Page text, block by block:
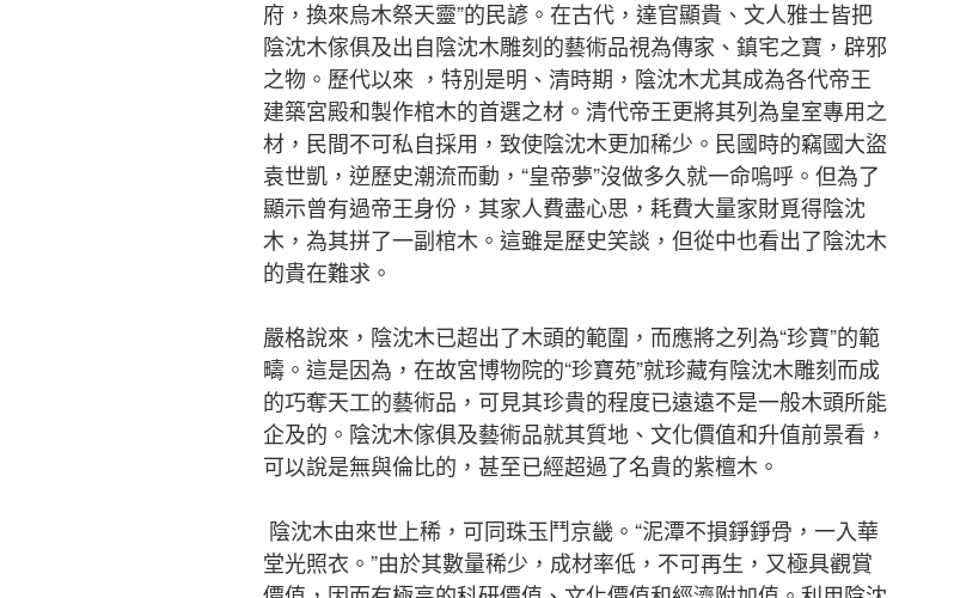
府，換來烏木祭天靈”的民諺。在古代，達官顯貴、文人雅士皆把
陰沈木傢俱及出自陰沈木雕刻的藝術品視為傳家、鎮宅之寶，辟邪
之物。歷代以來 ，特別是明、清時期，陰沈木尤其成為各代帝王
建築宮殿和製作棺木的首選之材。清代帝王更將其列為皇室專用之
材，民間不可私自採用，致使陰沈木更加稀少。民國時的竊國大盜
袁世凱，逆歷史潮流而動，“皇帝夢”沒做多久就一命嗚呼。但為了
顯示曾有過帝王身份，其家人費盡心思，耗費大量家財覓得陰沈
木，為其拼了一副棺木。這雖是歷史笑談，但從中也看出了陰沈木
的貴在難求。
嚴格說來，陰沈木已超出了木頭的範圍，而應將之列為“珍寶”的範
疇。這是因為，在故宮博物院的“珍寶苑”就珍藏有陰沈木雕刻而成
的巧奪天工的藝術品，可見其珍貴的程度已遠遠不是一般木頭所能
企及的。陰沈木傢俱及藝術品就其質地、文化價值和升值前景看，
可以說是無與倫比的，甚至已經超過了名貴的紫檀木。
陰沈木由來世上稀，可同珠玉鬥京畿。“泥潭不損錚錚骨，一入華
堂光照衣。”由於其數量稀少，成材率低，不可再生，又極具觀賞